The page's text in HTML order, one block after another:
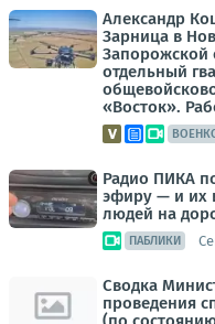
Александр
Зарница в
Запорожской
отдельный
«Восток».
Радио ПИКА
эфиру — и их
людей на
ПАБЛИКИ
Сводка
проведения